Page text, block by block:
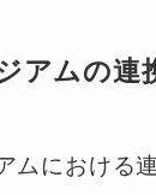
アムの連
ムにおける